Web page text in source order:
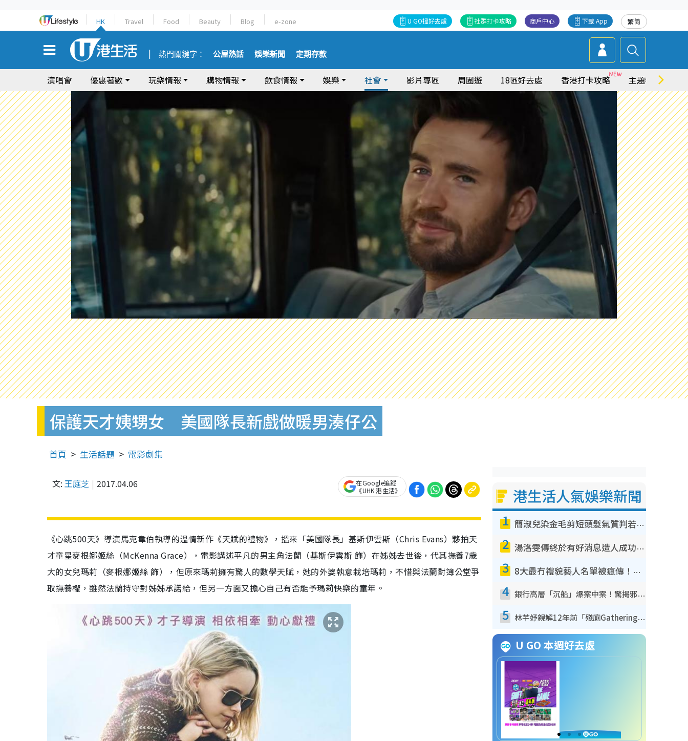
HK Travel Food Beauty Blog e-zone 繁简
下載 App
商戶中心
社群打卡攻略
U GO搵好去處
熱門關鍵字： 公屋熱話 娛樂新聞 定期存款
演唱會 優惠著數 玩樂情報 購物情報 飲食情報 娛樂 社會 影片專區 周圍遊 18區好去處 香港打卡攻略 主題特集
保護天才姨甥女 美國隊長新戲做暖男湊仔公
首頁 生活話題 電影劇集
文: 王庭芝 2017.04.06
在Google追蹤
《UHK 港生活》
《心跳500天》導演馬克韋伯執導的溫情新作《天賦的禮物》，搵來「美國隊長」基斯伊雲斯（Chris Evans）夥拍天
才童星麥根娜姬絲（McKenna Grace），電影講述平凡的男主角法蘭（基斯伊雲斯 飾）在姊姊去世後，代其撫養7歲
大的女兒瑪莉（麥根娜姬絲 飾），但原來瑪莉擁有驚人的數學天賦，她的外婆執意栽培瑪莉，不惜與法蘭對簿公堂爭
取撫養權，雖然法蘭持守對姊姊承諾給，但另一方面又擔心自己有否能予瑪莉快樂的童年。
港生活人氣娛樂新聞
1 簡淑兒染金毛剪短頭髮氣質判若兩人！嚇壞老公麥大力都認唔出：「你做咩事？」
2 湯洛雯傳終於有好消息造人成功！兩大細節曝孕味極濃惹猜測：大肚婆先會咁！
3 8大最冇禮貌藝人名單被瘋傳！網民揭發明星真面目 一致數臭呢位係無品天花板？
4 銀行高層「沉船」爆案中案！驚揭邪教洗腦操控賣淫被吞600萬 幕後黑手講多錯多
5 林芊妤親解12年前「殘廁Gathering」真相！高層解約一句話重創尊嚴至今拒返TVB
U GO 本週好去處